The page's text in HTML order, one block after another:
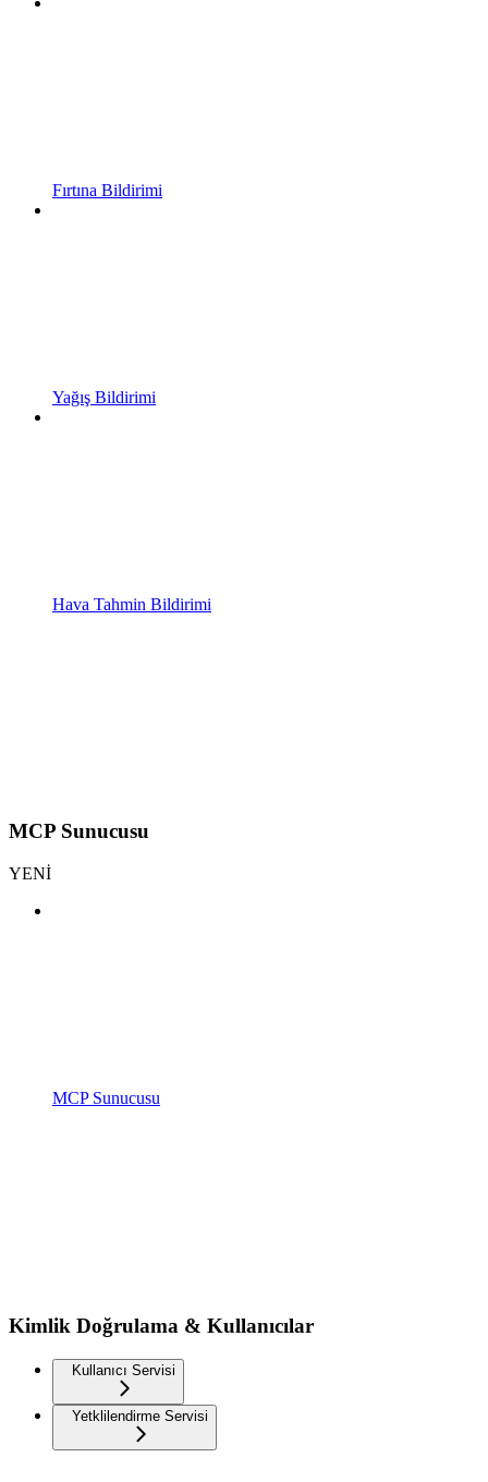
Fırtına Bildirimi
Yağış Bildirimi
Hava Tahmin Bildirimi
MCP Sunucusu
YENİ
MCP Sunucusu
Kimlik Doğrulama & Kullanıcılar
Kullanıcı Servisi
Yetklilendirme Servisi